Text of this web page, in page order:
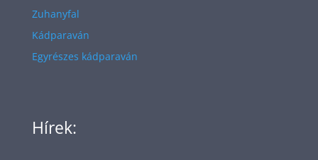
Zuhanyfal
Kádparaván
Egyrészes kádparaván
Hírek: